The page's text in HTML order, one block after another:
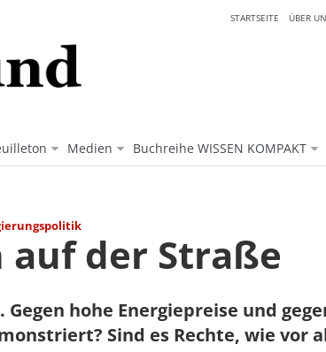
Medien Buchreihe WISSEN KOMPAKT
STARTSEITE ÜBER
auf der Straße
hohe Energiepreise und
Sind es Rechte, wie vor